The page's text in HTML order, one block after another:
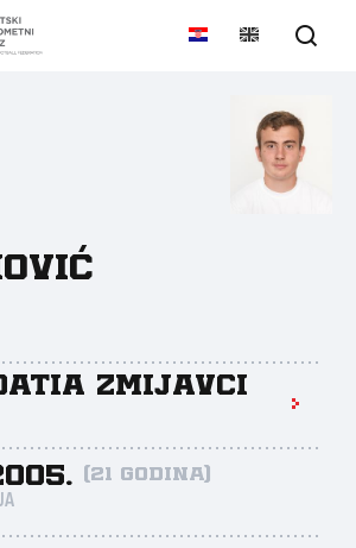
Zmijavci
(21 godina)